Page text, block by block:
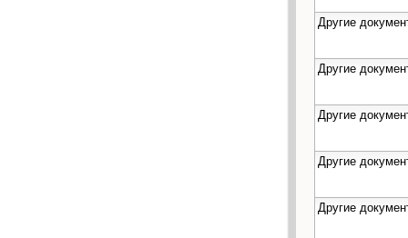
Другие
Другие
Другие
Другие
Другие